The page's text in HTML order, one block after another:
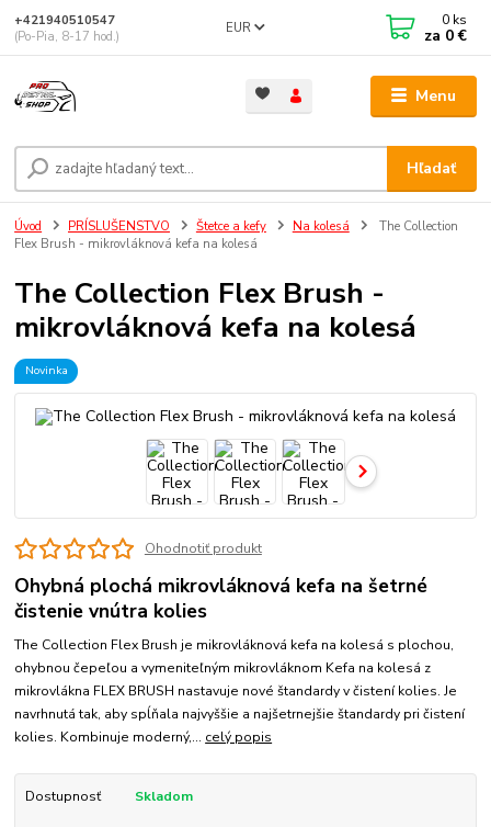
Menu
EUR
Hľadať
+421940510547
(Po-Pia, 8-17 hod.)
0 ks
za 0 €
Úvod PRÍSLUŠENSTVO Štetce a kefy Na kolesá
The Collection
Flex Brush - mikrovláknová kefa na kolesá
The Collection Flex Brush -
mikrovláknová kefa na kolesá
Novinka
Ohodnotiť produkt
Ohybná plochá mikrovláknová kefa na šetrné
čistenie vnútra kolies
The Collection Flex Brush je mikrovláknová kefa na kolesá s plochou,
ohybnou čepeľou a vymeniteľným mikrovláknom Kefa na kolesá z
mikrovlákna FLEX BRUSH nastavuje nové štandardy v čistení kolies. Je
navrhnutá tak, aby spĺňala najvyššie a najšetrnejšie štandardy pri čistení
kolies. Kombinuje moderný,... celý popis
Dostupnosť Skladom